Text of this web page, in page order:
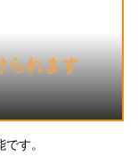
られます
す。